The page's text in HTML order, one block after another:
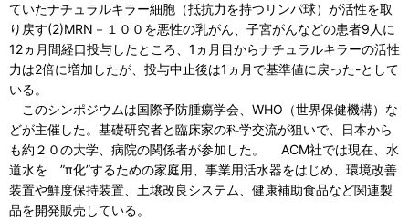
ていたナチュラルキラー細胞（抵抗力を持つリンパ球）が活性を取
り戻す(2)MRN－１００を悪性の乳がん、子宮がんなどの患者9人に
12ヵ月間経口投与したところ、1ヵ月目からナチュラルキラーの活性
力は2倍に増加したが、投与中止後は1ヵ月で基準値に戻った-として
いる。
このシンポジウムは国際予防腫瘍学会、WHO（世界保健機構）な
どが主催した。基礎研究者と臨床家の科学交流が狙いで、日本から
も約２０の大学、病院の関係者が参加した。 ACM社では現在、水
道水を ”π化”するための家庭用、事業用活水器をはじめ、環境改善
装置や鮮度保持装置、土壌改良システム、健康補助食品など関連製
品を開発販売している。